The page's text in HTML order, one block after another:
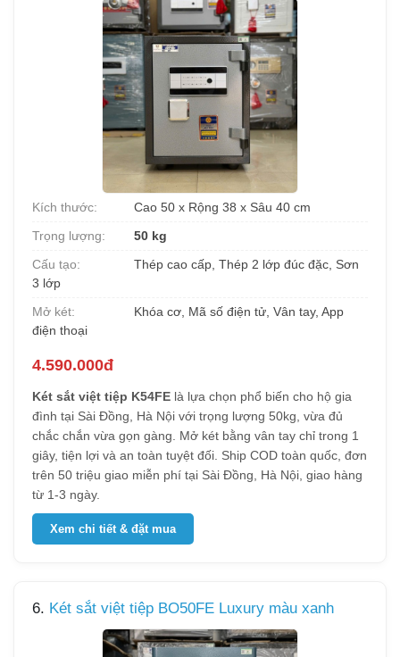
Kích thước:
Cao 50 x Rộng 38 x Sâu 40 cm
Trọng lượng:
50 kg
Cấu tạo:
Thép cao cấp, Thép 2 lớp đúc đặc, Sơn
3 lớp
Mở két:
Khóa cơ, Mã số điện tử, Vân tay, App
điện thoại
4.590.000đ
Két sắt việt tiệp K54FE là lựa chọn phổ biến cho hộ gia
đình tại Sài Đồng, Hà Nội với trọng lượng 50kg, vừa đủ
chắc chắn vừa gọn gàng. Mở két bằng vân tay chỉ trong 1
giây, tiện lợi và an toàn tuyệt đối. Ship COD toàn quốc, đơn
trên 50 triệu giao miễn phí tại Sài Đồng, Hà Nội, giao hàng
từ 1-3 ngày.
Xem chi tiết & đặt mua
6. Két sắt việt tiệp BO50FE Luxury màu xanh